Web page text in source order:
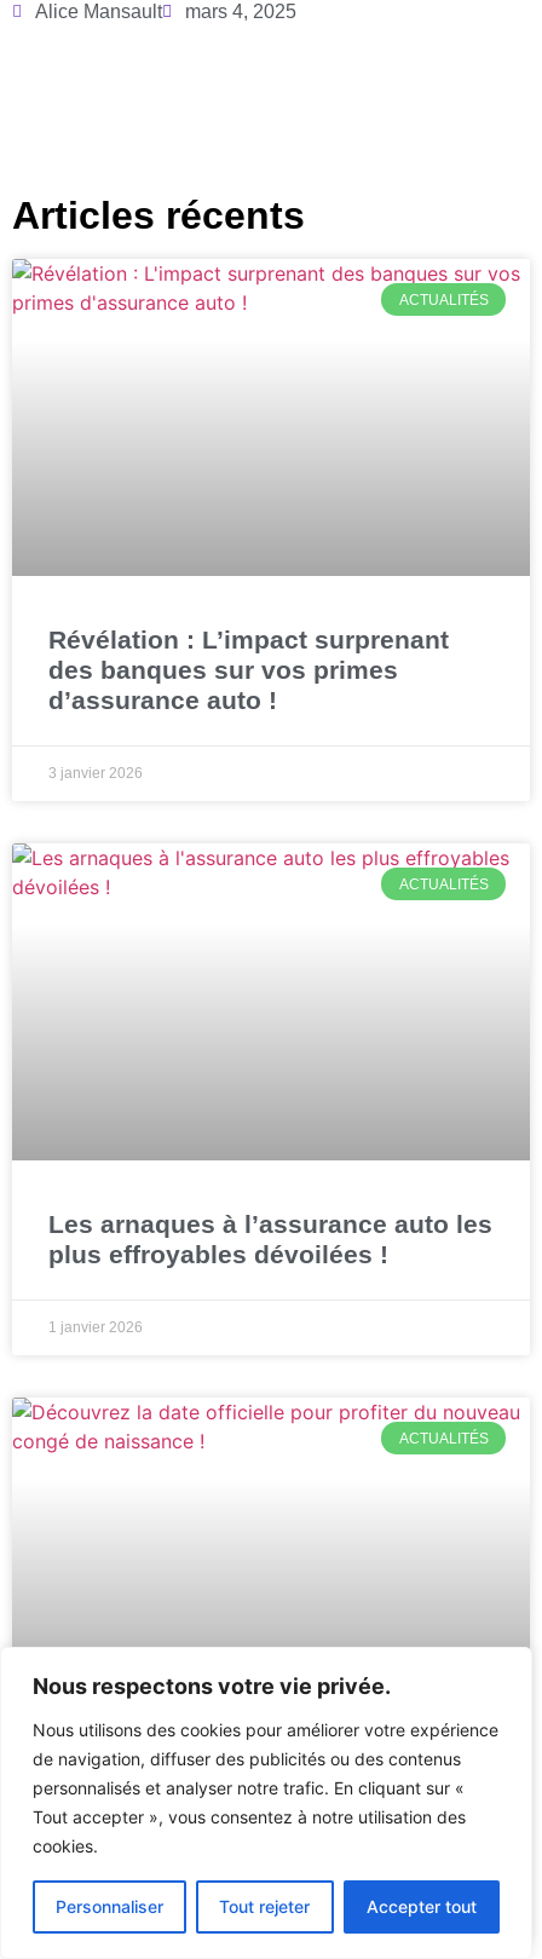
Nous respectons votre vie privée.
Nous utilisons des cookies pour améliorer votre expérience
de navigation, diffuser des publicités ou des contenus
personnalisés et analyser notre trafic. En cliquant sur «
Tout accepter », vous consentez à notre utilisation des
cookies.
Personnaliser Tout rejeter Accepter tout
Alice Mansault mars 4, 2025
Articles récents
ACTUALITÉS
Révélation : L’impact surprenant
des banques sur vos primes
d’assurance auto !
3 janvier 2026
ACTUALITÉS
Les arnaques à l’assurance auto les
plus effroyables dévoilées !
1 janvier 2026
ACTUALITÉS
Découvrez la date officielle pour
profiter du nouveau congé de
naissance !
30 décembre 2025